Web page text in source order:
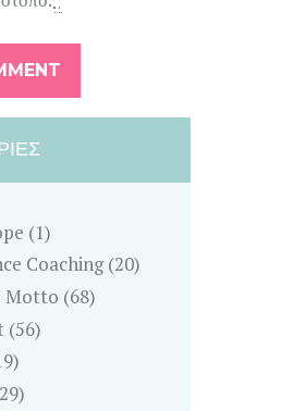
(1)
Coaching(20)
Motto (68)
(56)